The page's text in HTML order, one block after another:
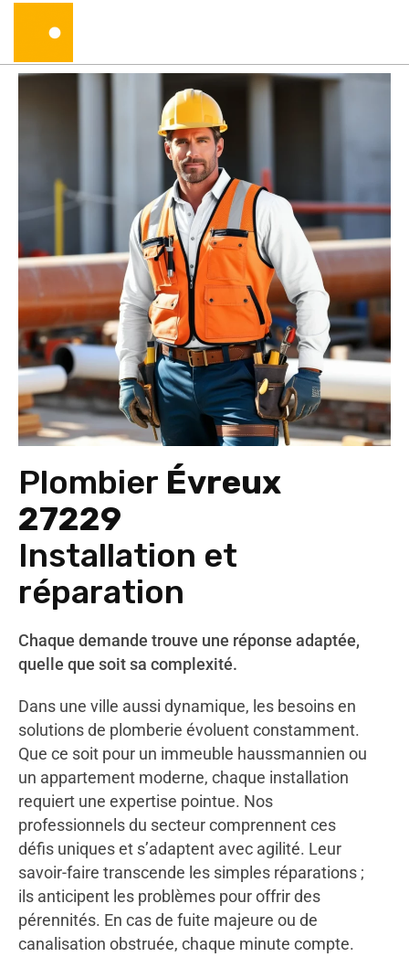
Plombier Évreux
27229
Installation et
réparation
Chaque demande trouve une réponse adaptée,
quelle que soit sa complexité.
Dans une ville aussi dynamique, les besoins en
solutions de plomberie évoluent constamment.
Que ce soit pour un immeuble haussmannien ou
un appartement moderne, chaque installation
requiert une expertise pointue. Nos
professionnels du secteur comprennent ces
défis uniques et s’adaptent avec agilité. Leur
savoir-faire transcende les simples réparations ;
ils anticipent les problèmes pour offrir des
pérennités. En cas de fuite majeure ou de
canalisation obstruée, chaque minute compte.